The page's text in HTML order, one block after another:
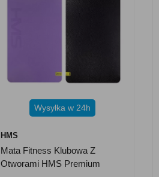
Wysyłka w 24h
HMS
Mata Fitness Klubowa Z
Otworami HMS Premium